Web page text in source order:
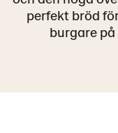
perfekt bröd
burgare